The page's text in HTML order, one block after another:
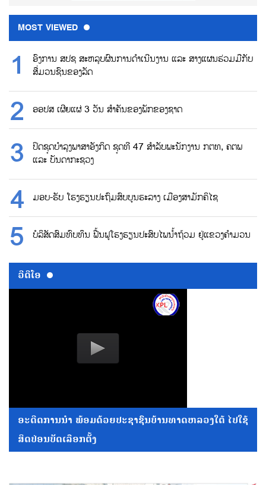
MOST VIEWED
ອົງການ ສປຊ ສະຫລຸບຜົນການດຳເນີນງານ ແລະ ສາງແຜນຮ່ວມມືກັບ
ສື່ມວນຊົນຂອງລັດ
ອອປສ ເຜີຍແຜ່ 3 ວັນ ສຳຄັນຂອງພັກຂອງຊາດ
ປິດຊຸດບຳລຸງພາສາອັງກິດ ຊຸດທີ 47 ສຳລັບພະນັກງານ ກຕທ, ຄຕພ
ແລະ ບັນດາກະຊວງ
ມອບ-ຮັບ ໂຮງຮຽນປະຖົມສົບບູນຮະລາງ ເມືອງສາມັກຄິໄຊ
ບໍລິສັດສົມທົບທຶນ ຟື້ນຟູໂຮງຮຽນປະສົບໄພນ້ຳຖ້ວມ ຢູ່ແຂວງຄຳມວນ
ວີດີໂອ
ອະດີດການນໍາ ພ້ອມດ້ວຍປະຊາຊົນບ້ານທາດຫລວງໃຕ້ ໄປໃຊ້
ສິດປ່ອນບັດເລືອກຕັ້ງ